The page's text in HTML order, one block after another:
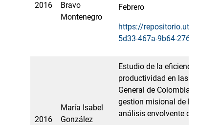
2016
Bravo
Montenegro
Febrero
https://
5d33-467a-9b64-
2016
María Isabel
González
Estudio de la eficiencia
productividad en las
General de Colombia, en lo
gestion misional de la
análisis envolvente de datos.